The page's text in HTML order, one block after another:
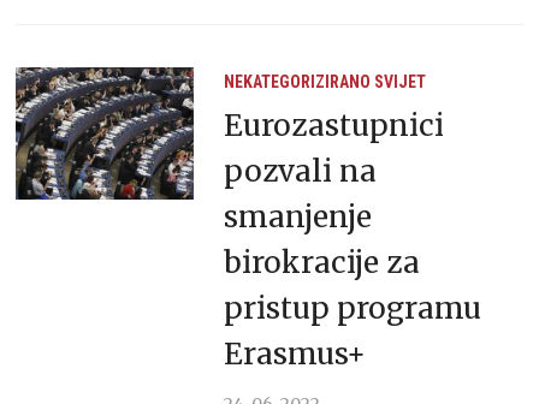
NEKATEGORIZIRANO SVIJET
Eurozastupnici
pozvali na
smanjenje
birokracije za
pristup programu
Erasmus+